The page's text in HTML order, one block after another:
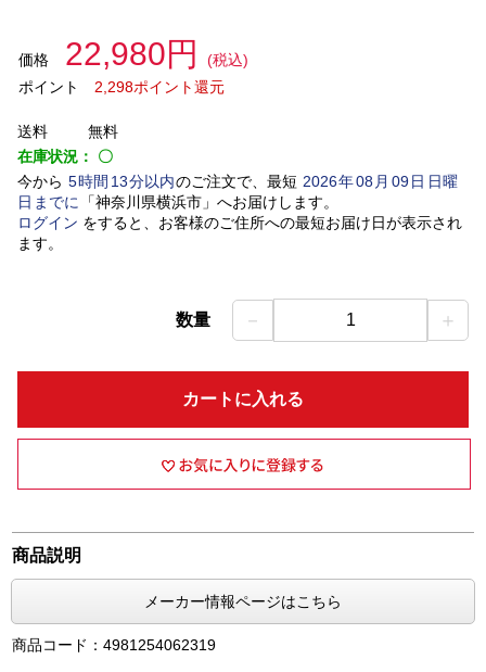
価格 22,980円
(税込)
ポイント
2,298ポイント還元
送料
無料
在庫状況： 〇
今から 5時間 13分以内のご注文で、最短 2026年08 月 09日日曜
日 までに 「神奈川県横浜市」 へお届けします。
ログイン をすると、お客様のご住所への最短お届け日が表示され
ます。
数量 － 1 ＋
カートに入れる
商品説明
メーカー情報ページはこちら
商品コード：4981254062319